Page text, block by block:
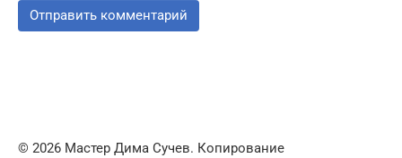
© 2026 Мастер Дима Сучев. Копирование